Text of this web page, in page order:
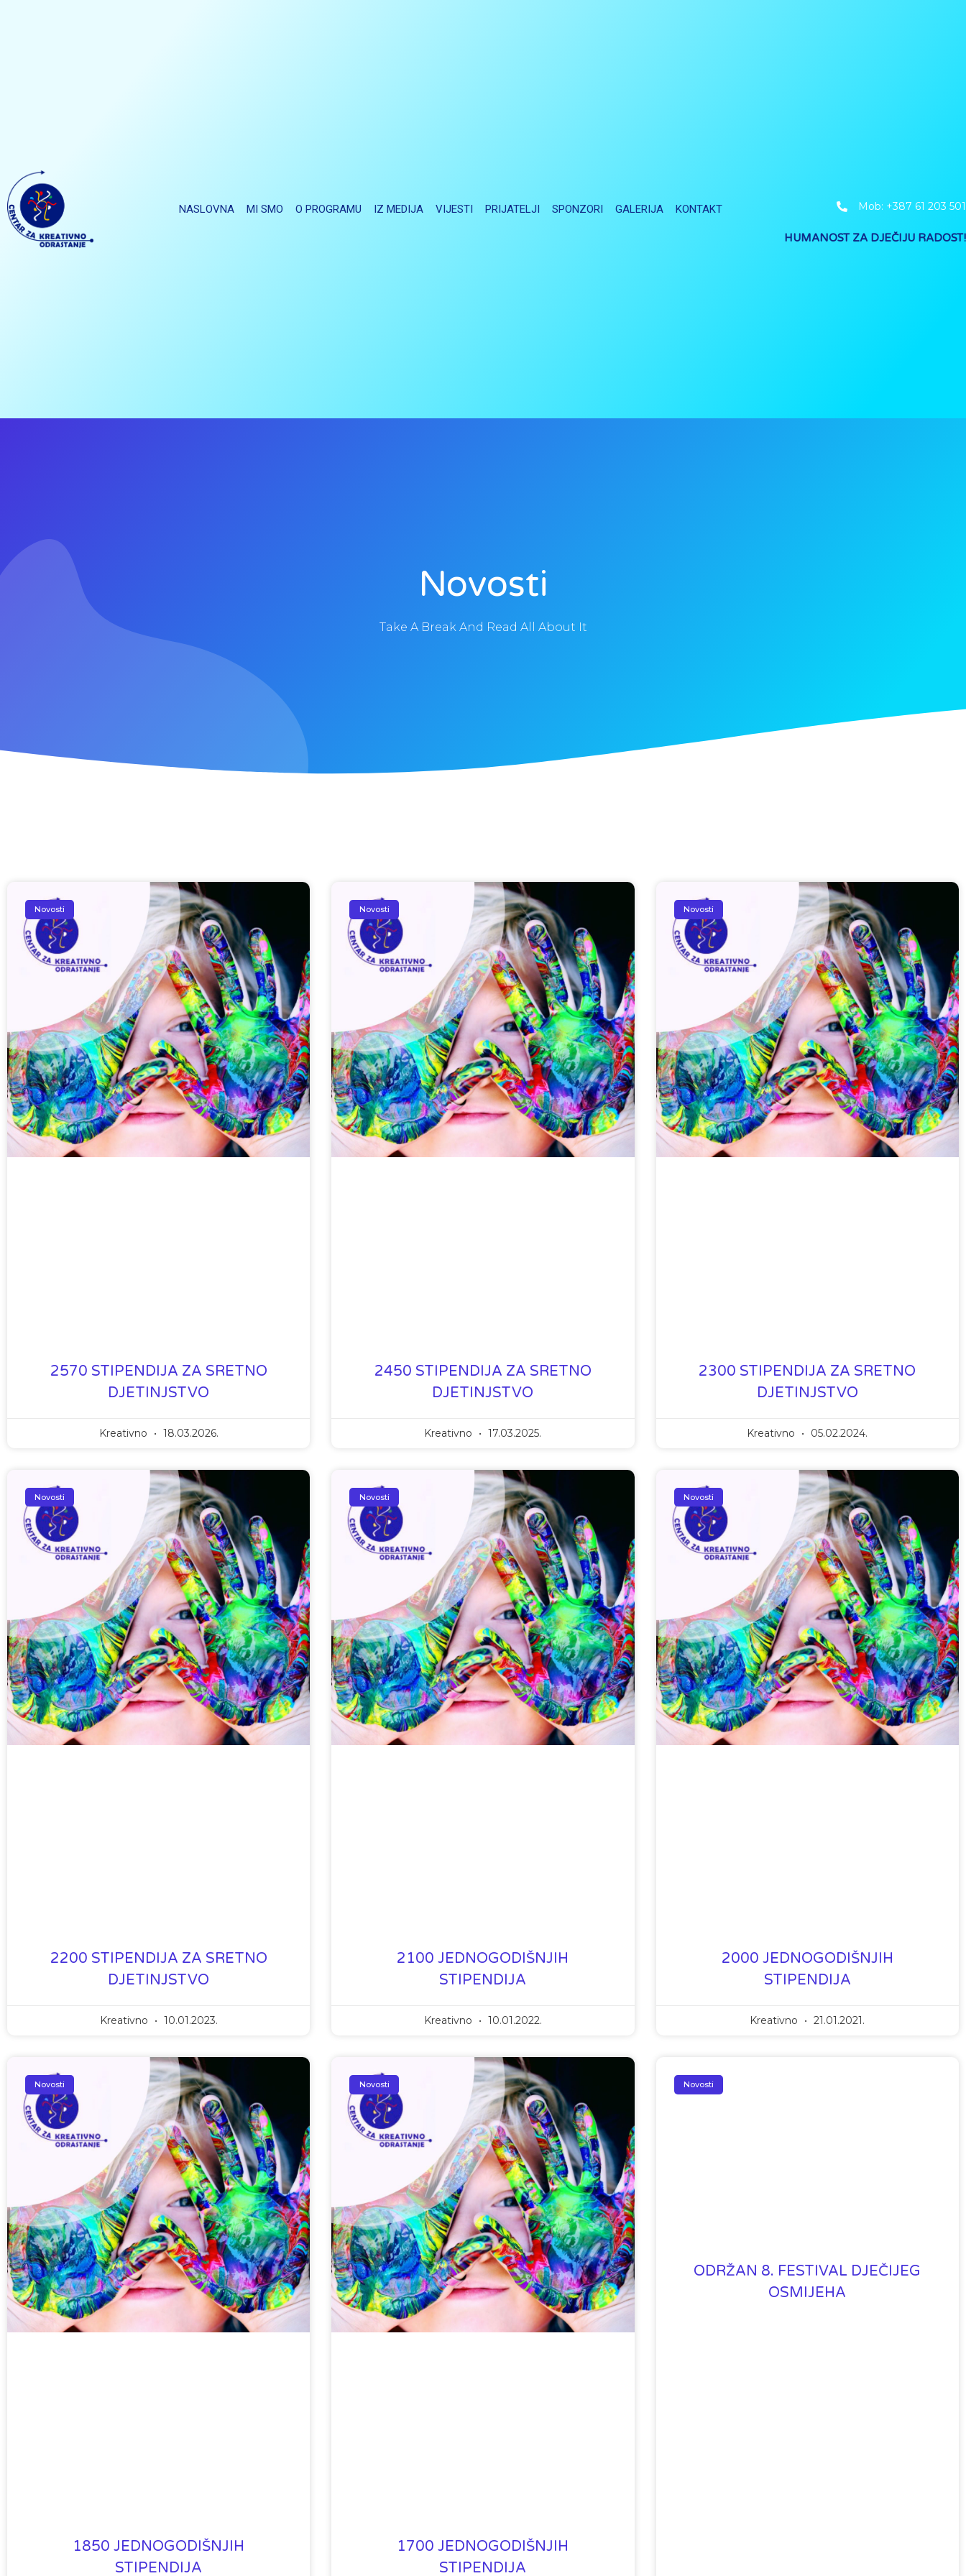
NASLOVNA MI SMO O PROGRAMU IZ MEDIJA VIJESTI PRIJATELJI SPONZORI GALERIJA KONTAKT Mob: +387 61 203 501
HUMANOST ZA DJEČIJU RADOST!
Novosti
Take A Break And Read All About It
Novosti
2570 STIPENDIJA ZA SRETNO
DJETINJSTVO
Kreativno 18.03.2026.
Novosti
2450 STIPENDIJA ZA SRETNO
DJETINJSTVO
Kreativno 17.03.2025.
Novosti
2300 STIPENDIJA ZA SRETNO
DJETINJSTVO
Kreativno 05.02.2024.
Novosti
2200 STIPENDIJA ZA SRETNO
DJETINJSTVO
Kreativno 10.01.2023.
Novosti
2100 JEDNOGODIŠNJIH
STIPENDIJA
Kreativno 10.01.2022.
Novosti
2000 JEDNOGODIŠNJIH
STIPENDIJA
Kreativno 21.01.2021.
Novosti
1850 JEDNOGODIŠNJIH
STIPENDIJA
Novosti
1700 JEDNOGODIŠNJIH
STIPENDIJA
Novosti
ODRŽAN 8. FESTIVAL DJEČIJEG
OSMIJEHA